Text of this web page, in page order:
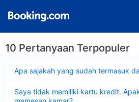
10 Pertanyaan Terpopuler
Apa sajakah yang sudah termasuk
Saya tidak memiliki kartu kredit.